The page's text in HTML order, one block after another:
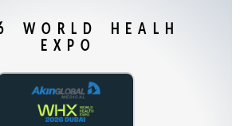
WORLD HEALH
EXPO